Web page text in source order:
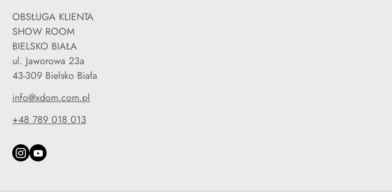
OBSŁUGA KLIENTA
SHOW ROOM
BIELSKO BIAŁA
ul. Jaworowa 23a
43-309 Bielsko Biała
info@xdom.com.pl
+48 789 018 013